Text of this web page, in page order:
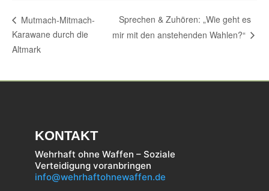
Mutmach-Mitmach-
Karawane durch die
Altmark
Sprechen & Zuhören: „Wie geht es
mir mit den anstehenden Wahlen?“
KONTAKT
Wehrhaft ohne Waffen – Soziale
Verteidigung voranbringen
info@wehrhaftohnewaffen.de